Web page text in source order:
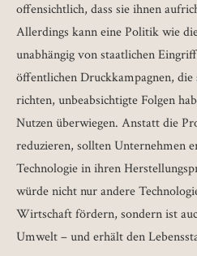
offensichtlich, dass sie ihnen
Allerdings kann eine Politik wie
unabhängig von staatlichen
öffentlichen Druckkampagnen,
richten, unbeabsichtigte Folgen
Nutzen überwiegen. Anstatt die
reduzieren, sollten Unternehmen
Technologie in ihren
würde nicht nur andere
Wirtschaft fördern, sondern ist
Umwelt – und erhält den